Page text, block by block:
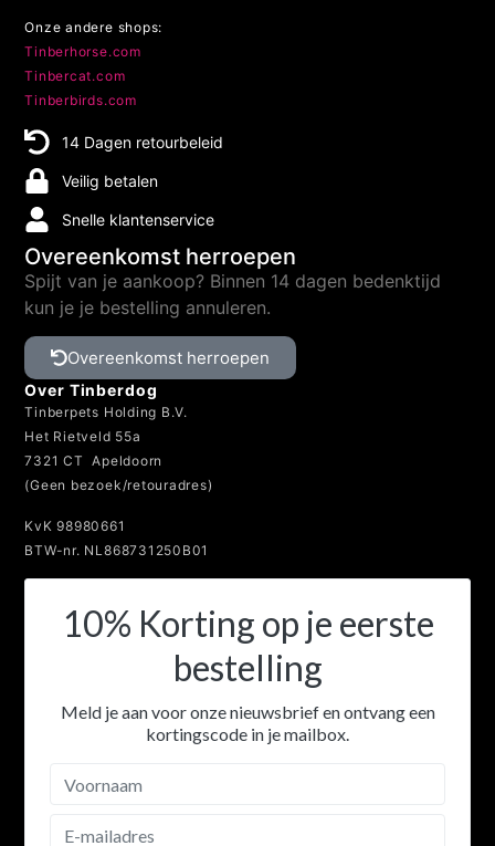
Onze andere shops:
Tinberhorse.com
Tinbercat.com
Tinberbirds.com
14 Dagen retourbeleid
Veilig betalen
Snelle klantenservice
Overeenkomst herroepen
Spijt van je aankoop? Binnen 14 dagen bedenktijd
kun je je bestelling annuleren.
Overeenkomst herroepen
Over Tinberdog
Tinberpets Holding B.V.
Het Rietveld 55a
7321 CT Apeldoorn
(Geen bezoek/retouradres)
KvK 98980661
BTW-nr. NL868731250B01
10% Korting op je eerste
bestelling
Meld je aan voor onze nieuwsbrief en ontvang een
kortingscode in je mailbox.